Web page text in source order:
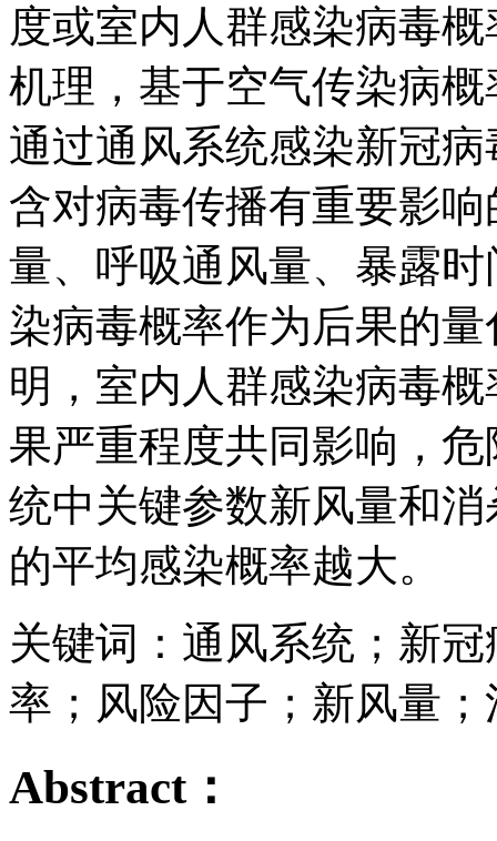
度或室内人群感染病毒
机理，基于空气传染病
通过通风系统感染新冠
含对病毒传播有重要影
量、呼吸通风量、暴露
染病毒概率作为后果的
明，室内人群感染病毒
果严重程度共同影响，
统中关键参数新风量和
的平均感染概率越大。
关键词：通风系统；新
率；风险因子；新风量
Abstract：